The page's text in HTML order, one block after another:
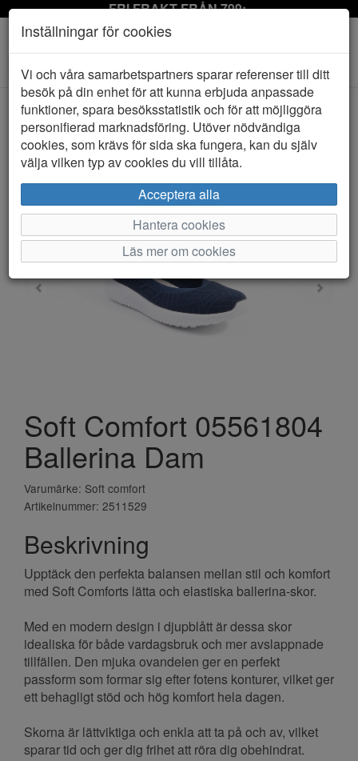
FRI FRAKT FRÅN 799:-
Toggle
navigation
HEM SOFT COMFORT
Soft Comfort 05561804
Ballerina Dam
Varumärke: Soft comfort
Artikelnummer: 2511529
Beskrivning
Upptäck den perfekta balansen mellan stil och komfort
med Soft Comforts lätta och elastiska ballerina-skor.
Med en modern design i djupblått är dessa skor
idealiska för både vardagsbruk och mer avslappnade
tillfällen. Den mjuka ovandelen ger en perfekt
passform som formar sig efter fotens konturer, vilket ger
ett behagligt stöd och hög komfort hela dagen.
Skorna är lättviktiga och enkla att ta på och av, vilket
sparar tid och ger dig frihet att röra dig obehindrat.
Inställningar för cookies
Vi och våra samarbetspartners sparar referenser till ditt
besök på din enhet för att kunna erbjuda anpassade
funktioner, spara besöksstatistik och för att möjliggöra
personifierad marknadsföring. Utöver nödvändiga
cookies, som krävs för sida ska fungera, kan du själv
välja vilken typ av cookies du vill tillåta.
Acceptera alla
Hantera cookies
Läs mer om cookies